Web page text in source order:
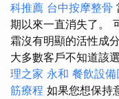
科推薦 台中按摩整骨
期以來一直消失了。
霜沒有明顯的活性成
大多數客戶不知道該
理之家 永和 餐飲設備
筋療程 如果您想保持